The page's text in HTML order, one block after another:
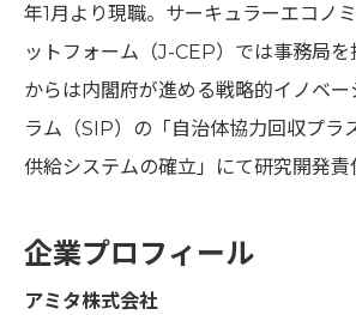
年1月より現職。サーキュラーエコノ
ットフォーム（J-CEP）では事務局
からは内閣府が進める戦略的イノベ
ラム（SIP）の「自治体協力回収プラ
供給システムの確立」にて研究開発責
企業プロフィール
アミタ株式会社